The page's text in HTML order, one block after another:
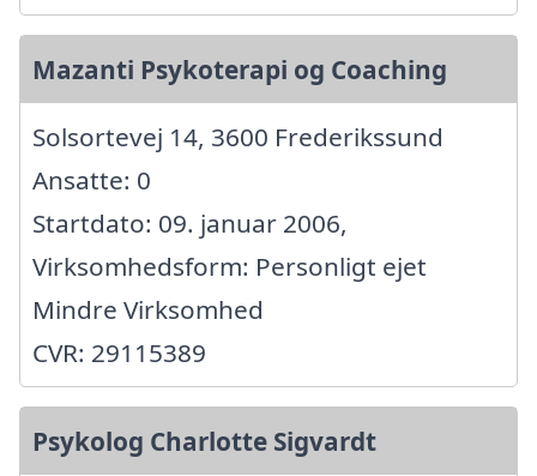
Mazanti Psykoterapi og Coaching
Solsortevej 14, 3600 Frederikssund
Ansatte: 0
Startdato: 09. januar 2006,
Virksomhedsform: Personligt ejet
Mindre Virksomhed
CVR: 29115389
Psykolog Charlotte Sigvardt